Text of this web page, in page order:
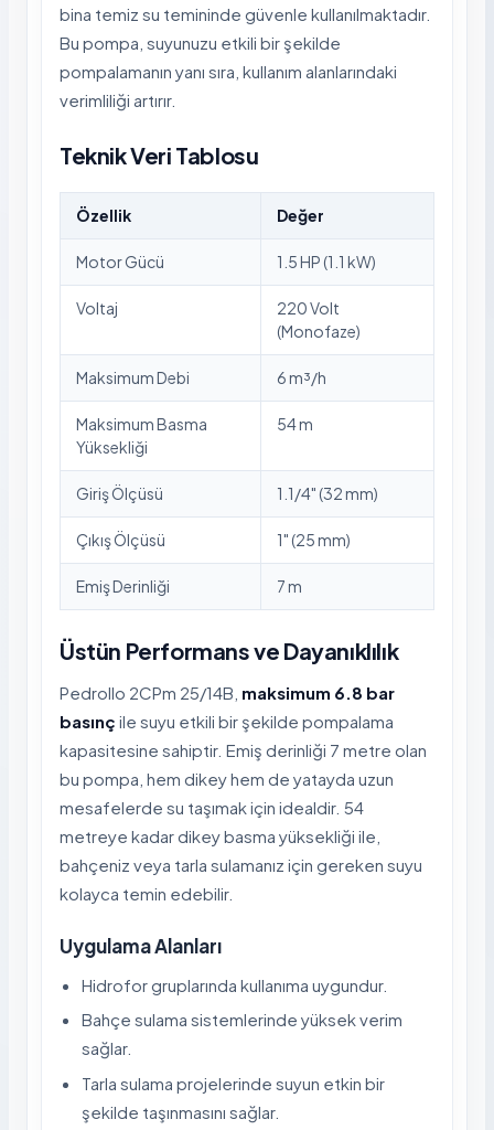
bina temiz su temininde güvenle kullanılmaktadır.
Bu pompa, suyunuzu etkili bir şekilde
pompalamanın yanı sıra, kullanım alanlarındaki
verimliliği artırır.
Teknik Veri Tablosu
Özellik Değer
Motor Gücü 1.5 HP (1.1 kW)
Voltaj
220 Volt
(Monofaze)
Maksimum Debi 6 m³/h
Maksimum Basma
Yüksekliği
54 m
Giriş Ölçüsü 1.1/4" (32 mm)
Çıkış Ölçüsü 1" (25 mm)
Emiş Derinliği 7 m
Üstün Performans ve Dayanıklılık
Pedrollo 2CPm 25/14B, maksimum 6.8 bar
basınç ile suyu etkili bir şekilde pompalama
kapasitesine sahiptir. Emiş derinliği 7 metre olan
bu pompa, hem dikey hem de yatayda uzun
mesafelerde su taşımak için idealdir. 54
metreye kadar dikey basma yüksekliği ile,
bahçeniz veya tarla sulamanız için gereken suyu
kolayca temin edebilir.
Uygulama Alanları
Hidrofor gruplarında kullanıma uygundur.
Bahçe sulama sistemlerinde yüksek verim
sağlar.
Tarla sulama projelerinde suyun etkin bir
şekilde taşınmasını sağlar.